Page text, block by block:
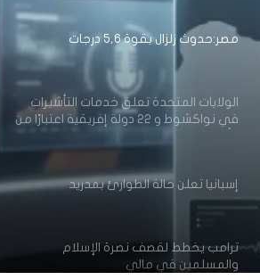
مصر:حدوث زلزال بقوة 5,6 درجات
الولايات المتحدة تعلق خدمات التأشيرات
في نواكشوط و 22 دولة إفريقية اعتبارًا من
إسبانيا تعلن حالة الطوارئ بمدريد
ترامب يخطط لقصف نصرة الإسلام
والمسلمين في مالي